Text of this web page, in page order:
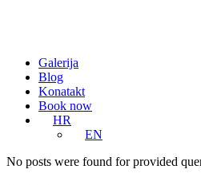
Galerija
Blog
Konatakt
Book now
HR
EN
No posts were found for provided